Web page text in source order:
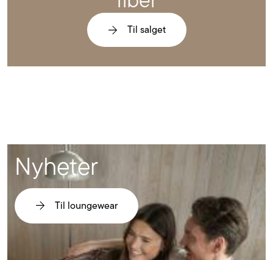
Til salget
Nyheter
Til loungewear